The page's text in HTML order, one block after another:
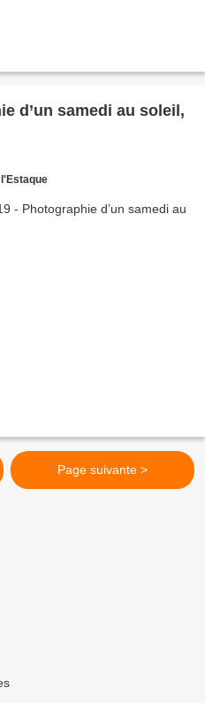
d’un samedi au soleil,
Page suivante >